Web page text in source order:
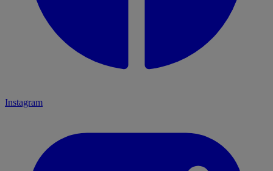
Instagram